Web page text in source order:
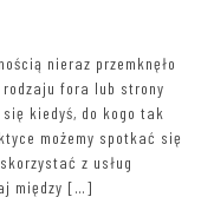
nieraz przemknęło
rodzaju fora lub strony
kiedyś, do kogo tak
możemy spotkać się
z usług
między […]